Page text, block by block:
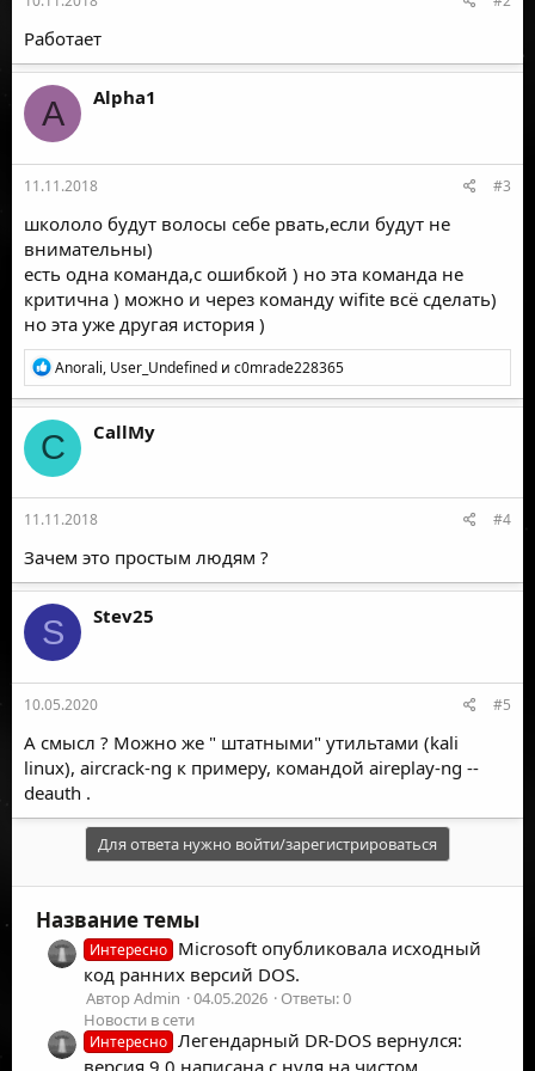
Работает
A Alpha1
11.11.2018 #3
школоло будут волосы себе рвать,если будут не
внимательны)
есть одна команда,с ошибкой ) но эта команда не
критична ) можно и через команду wifite всё сделать)
но эта уже другая история )
Р
е
а
к
ц
и
и
:
Anorali, User_Undefined и c0mrade228365
C CallMy
11.11.2018 #4
Зачем это простым людям ?
S Stev25
10.05.2020 #5
А смысл ? Можно же " штатными" утильтами (kali
linux), aircrack-ng к примеру, командой aireplay-ng --
deauth .
Для ответа нужно войти/зарегистрироваться
Название темы
Интересно Microsoft опубликовала исходный
код ранних версий DOS.
Автор Admin 04.05.2026
Ответы: 0
Новости в сети
Интересно Легендарный DR-DOS вернулся:
версия 9.0 написана с нуля на чистом